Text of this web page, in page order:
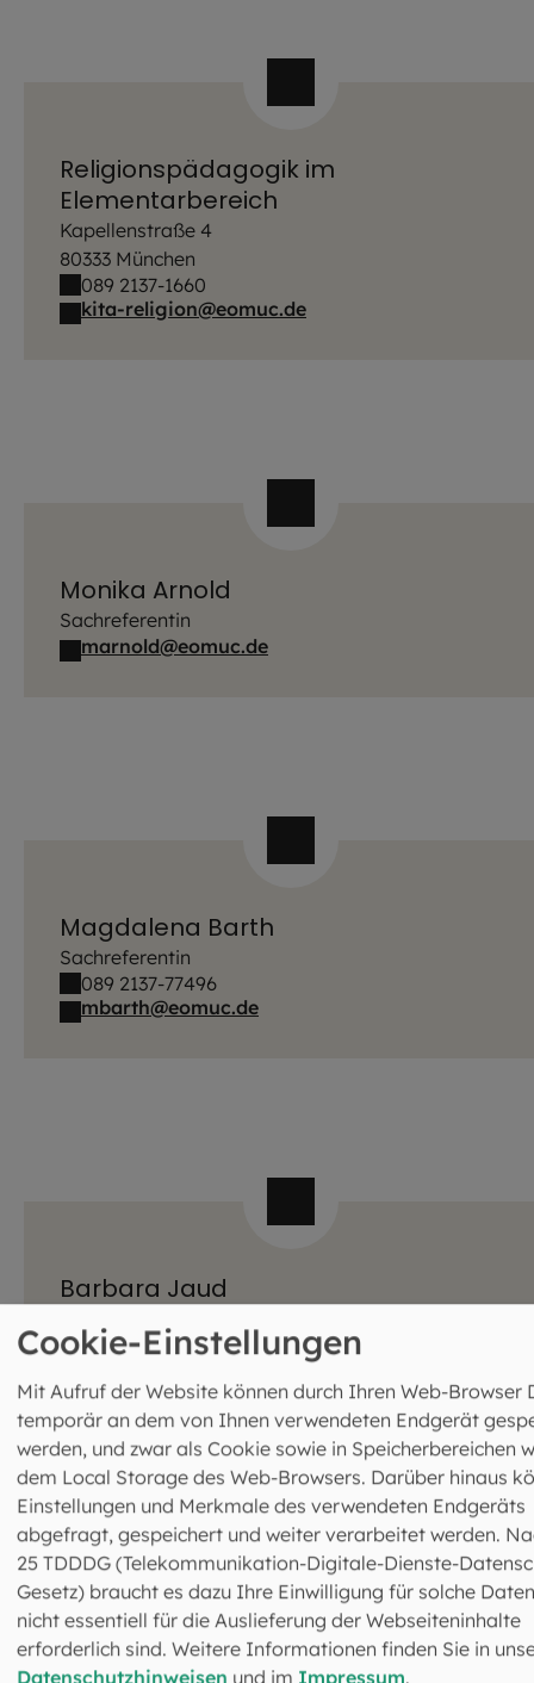
Religionspädagogik im
Elementarbereich
Kapellenstraße 4
80333 München
089 2137-1660
kita-religion@eomuc.de
Monika Arnold
Sachreferentin
marnold@eomuc.de
Magdalena Barth
Sachreferentin
089 2137-77496
mbarth@eomuc.de
Barbara Jaud
089 2137-1640
Das könnte Sie auch
Cookie-Einstellungen
Mit Aufruf der Website können durch Ihren Web-Browser
temporär an dem von Ihnen verwendeten Endgerät
werden, und zwar als Cookie sowie in Speicherbereichen
dem Local Storage des Web-Browsers. Darüber hinaus
Einstellungen und Merkmale des verwendeten Endgeräts
abgefragt, gespeichert und weiter verarbeitet werden.
25 TDDDG (Telekommunikation-Digitale-Dienste-
Gesetz) braucht es dazu Ihre Einwilligung für solche
nicht essentiell für die Auslieferung der Webseiteninhalte
erforderlich sind. Weitere Informationen finden Sie in
Datenschutzhinweisen und im Impressum.